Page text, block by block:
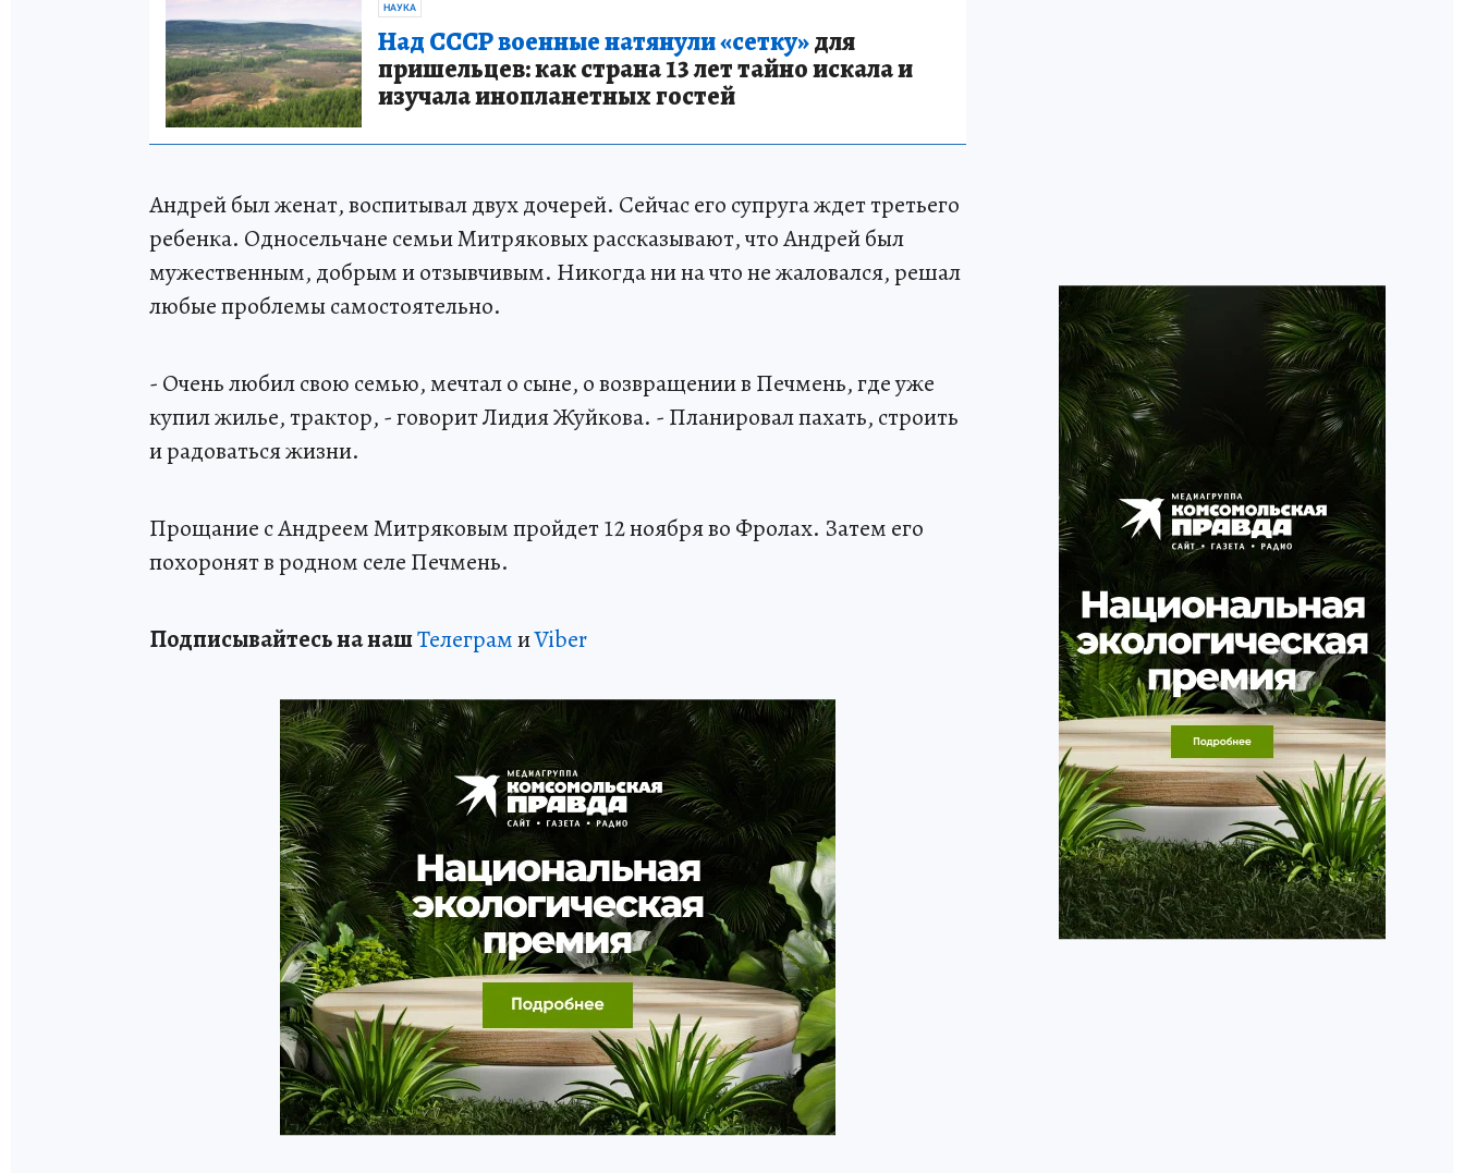
НАУКА
Над СССР военные натянули «сетку»для
пришельцев: как страна 13 лет тайно искала и
изучала инопланетных гостей
Андрей был женат, воспитывал двух дочерей. Сейчас его супруга ждет третьего
ребенка. Односельчане семьи Митряковых рассказывают, что Андрей был
мужественным, добрым и отзывчивым. Никогда ни на что не жаловался, решал
любые проблемы самостоятельно.
- Очень любил свою семью, мечтал о сыне, о возвращении в Печмень, где уже
купил жилье, трактор, - говорит Лидия Жуйкова. - Планировал пахать, строить
и радоваться жизни.
Прощание с Андреем Митряковым пройдет 12 ноября во Фролах. Затем его
похоронят в родном селе Печмень.
Подписывайтесь на нашТелеграмиViber